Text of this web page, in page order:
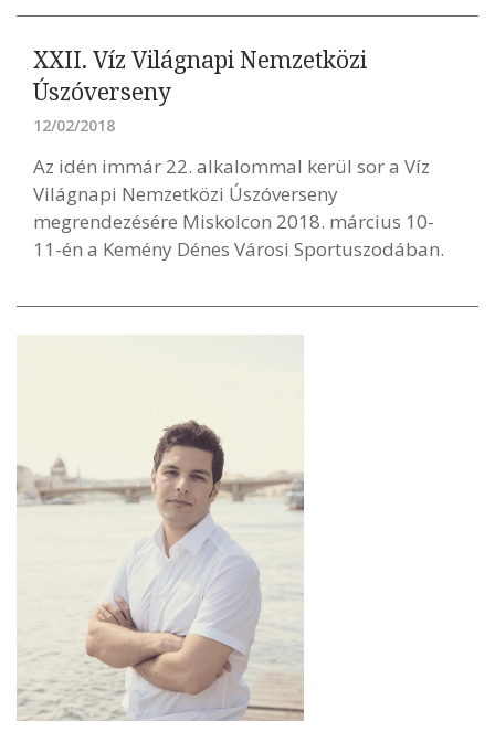
XXII. Víz Világnapi Nemzetközi
Úszóverseny
12/02/2018
Az idén immár 22. alkalommal kerül sor a Víz
Világnapi Nemzetközi Úszóverseny
megrendezésére Miskolcon 2018. március 10-
11-én a Kemény Dénes Városi Sportuszodában.